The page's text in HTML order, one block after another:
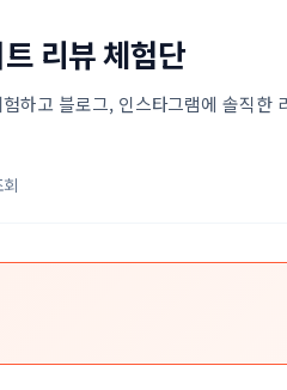
리뷰 체험단
하고 블로그, 인스타그램에 솔직한